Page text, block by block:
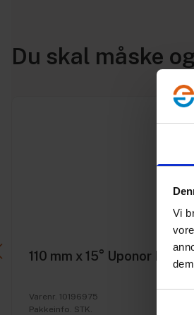
Vi
Du skal måske
110 mm x 15° Uponor PP
Varenr. 10196975
Pakkeinfo. STK.